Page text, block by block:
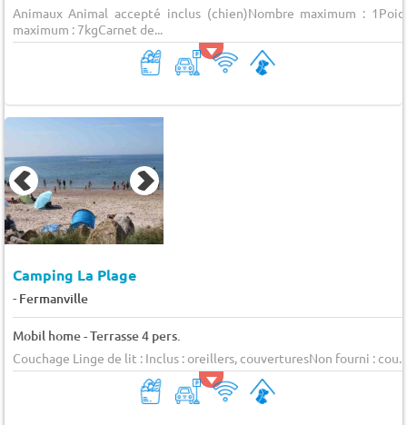
Animaux Animal accepté inclus (chien)Nombre maximum :
maximum : 7kgCarnet de...
Camping La Plage
- Fermanville
Mobil home - Terrasse 4 pers.
Couchage Linge de lit : Inclus : oreillers, couverturesNon fourni : cou...